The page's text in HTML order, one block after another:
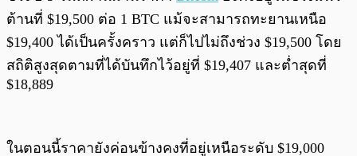
ต้านที่ $19,500 ต่อ 1 BTC แม้จะสามารถทะยานเหนือ
$19,400 ได้เป็นครั้งคราว แต่ก็ไปไม่ถึงช่วง $19,500 โดย
สถิติสูงสุดตามที่ได้บันทึกไว้อยู่ที่ $19,407 และต่ำสุดที่
$18,889
ในตอนนี้ราคายังค่อนข้างคงที่อยู่เหนือระดับ $19,000